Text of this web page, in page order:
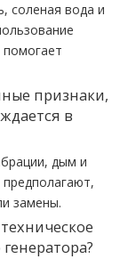
соленая вода и
признаки,
в
дым и
замены.